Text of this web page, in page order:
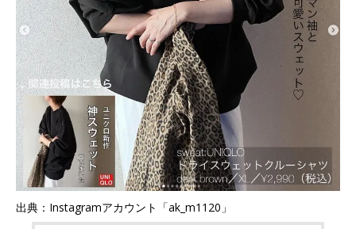
出典：Instagramアカウント「ak_m1120」